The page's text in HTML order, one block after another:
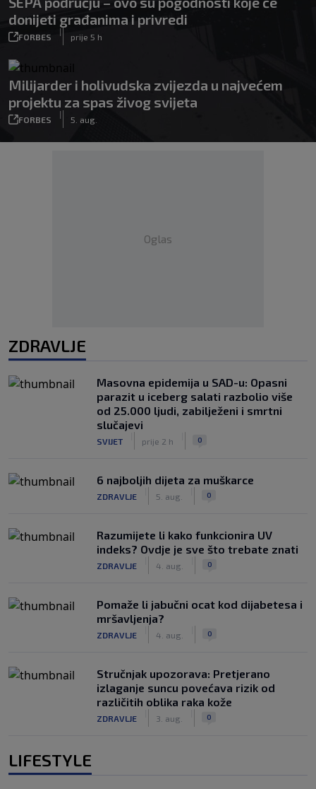
donijeti građanima i privredi
FORBES
|
prije 5 h
Milijarder i holivudska zvijezda u najvećem
projektu za spas živog svijeta
FORBES
|
5. aug.
Oglas
ZDRAVLJE
Masovna epidemija u SAD-u: Opasni
parazit u iceberg salati razbolio više
od 25.000 ljudi, zabilježeni i smrtni
slučajevi
SVIJET prije 2 h 0
6 najboljih dijeta za muškarce
ZDRAVLJE 5. aug. 0
Razumijete li kako funkcionira UV
indeks? Ovdje je sve što trebate znati
ZDRAVLJE 4. aug. 0
Pomaže li jabučni ocat kod dijabetesa i
mršavljenja?
ZDRAVLJE 4. aug. 0
Stručnjak upozorava: Pretjerano
izlaganje suncu povećava rizik od
različitih oblika raka kože
ZDRAVLJE 3. aug. 0
LIFESTYLE